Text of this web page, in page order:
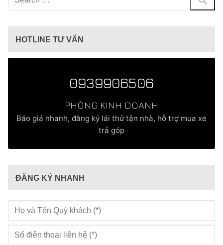
kiếm
HOTLINE TƯ VẤN
0939906506
PHÒNG KINH DOANH
Báo giá nhanh, đăng ký lái thử tận nhà, hỗ trợ mua xe
trả góp
ĐĂNG KÝ NHANH